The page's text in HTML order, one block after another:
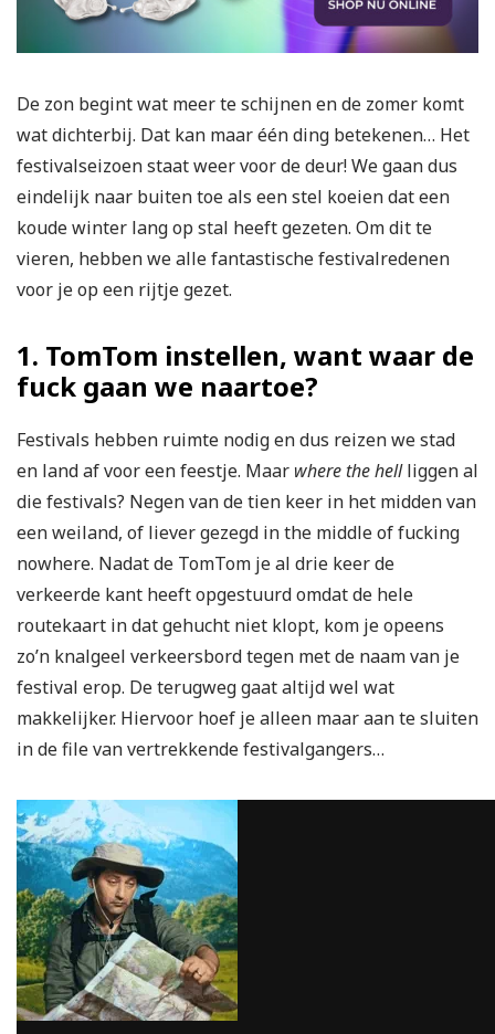
De zon begint wat meer te schijnen en de zomer komt
wat dichterbij. Dat kan maar één ding betekenen… Het
festivalseizoen staat weer voor de deur! We gaan dus
eindelijk naar buiten toe als een stel koeien dat een
koude winter lang op stal heeft gezeten. Om dit te
vieren, hebben we alle fantastische festivalredenen
voor je op een rijtje gezet.
1. TomTom instellen, want waar de
fuck gaan we naartoe?
Festivals hebben ruimte nodig en dus reizen we stad
en land af voor een feestje. Maar where the hellliggen al
die festivals? Negen van de tien keer in het midden van
een weiland, of liever gezegd in the middle of fucking
nowhere. Nadat de TomTom je al drie keer de
verkeerde kant heeft opgestuurd omdat de hele
routekaart in dat gehucht niet klopt, kom je opeens
zo’n knalgeel verkeersbord tegen met de naam van je
festival erop. De terugweg gaat altijd wel wat
makkelijker. Hiervoor hoef je alleen maar aan te sluiten
in de file van vertrekkende festivalgangers…